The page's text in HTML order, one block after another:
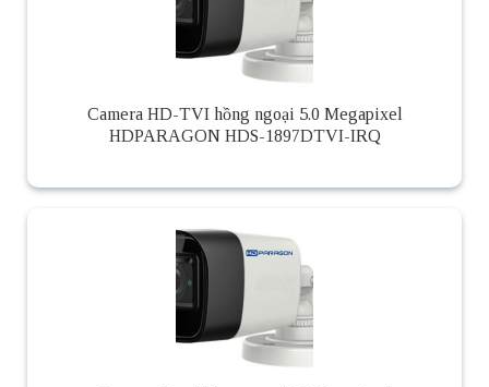
Camera HD-TVI hồng ngoại 5.0 Megapixel
HDPARAGON HDS-1897DTVI-IRQ